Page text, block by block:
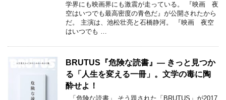
学界にも映画界にも激震が走っている。 『映画 夜
空はいつでも最高密度の青色だ』が公開されたから
だ。 主演は、池松壮亮と石橋静河。 『映画 夜空
はいつでも …
BRUTUS『危険な読書』― きっと見つか
る「人生を変える一冊」。文学の毒に陶
酔せよ！
「危険な読書」 そう題された「BRUTUS」が2017